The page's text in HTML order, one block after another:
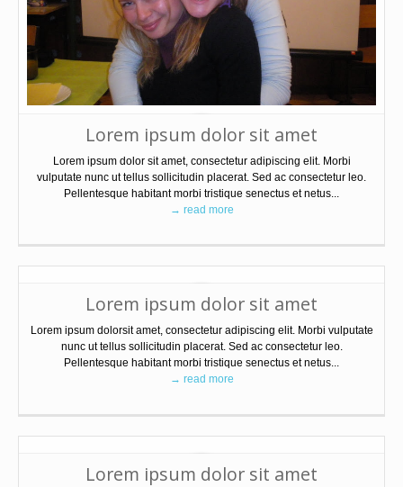
Lorem ipsum dolor sit amet
Lorem ipsum dolor sit amet, consectetur adipiscing elit. Morbi
vulputate nunc ut tellus sollicitudin placerat. Sed ac consectetur leo.
Pellentesque habitant morbi tristique senectus et netus...
→ read more
Lorem ipsum dolor sit amet
Lorem ipsum dolorsit amet, consectetur adipiscing elit. Morbi vulputate
nunc ut tellus sollicitudin placerat. Sed ac consectetur leo.
Pellentesque habitant morbi tristique senectus et netus...
→ read more
Lorem ipsum dolor sit amet